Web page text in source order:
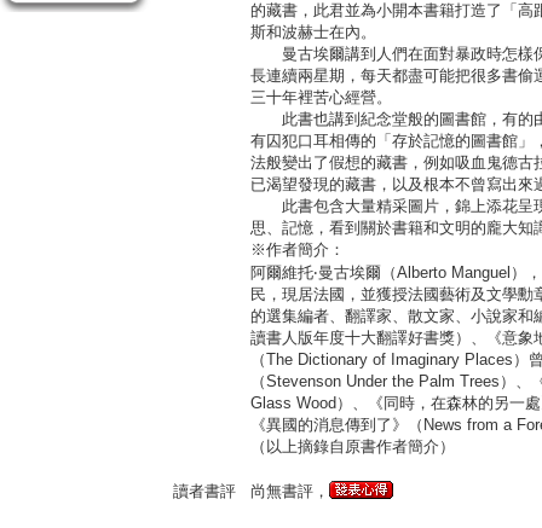
的藏書，此君並為小開本書籍打造了「
斯和波赫士在內。
曼古埃爾講到人們在面對暴政時怎樣
長連續兩星期，每天都盡可能把很多書
三十年裡苦心經營。
此書也講到紀念堂般的圖書館，有的
有囚犯口耳相傳的「存於記憶的圖書館
法般變出了假想的藏書，例如吸血鬼德
已渴望發現的藏書，以及根本不曾寫出
此書包含大量精采圖片，錦上添花呈
思、記憶，看到關於書籍和文明的龐大知
※作者簡介：
阿爾維托‧曼古埃爾（Alberto Manguel）
民，現居法國，並獲授法國藝術及文學
的選集編者、翻譯家、散文家、小說家
讀書人版年度十大翻譯好書獎）、《意
（The Dictionary of Imaginary Places
（Stevenson Under the Palm Trees）
Glass Wood）、《同時，在森林的另一
《異國的消息傳到了》（News from a
（以上摘錄自原書作者簡介）
讀者書評 尚無書評，